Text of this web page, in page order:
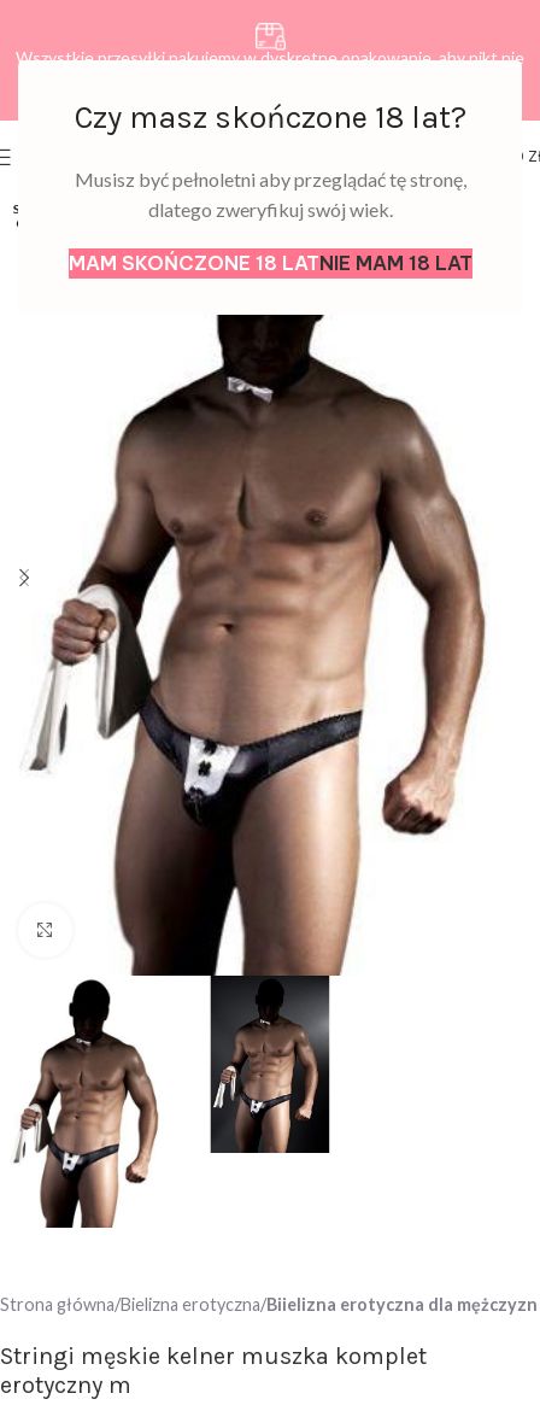
Czy masz skończone 18 lat?
Musisz być pełnoletni aby przeglądać tę stronę,
dlatego zweryfikuj swój wiek.
MAM SKOŃCZONE 18 LATNIE MAM 18 LAT
Wszystkie przesyłki pakujemy w dyskretne opakowanie, aby nikt nie
0,00
SOLD
OUT
Click to enlarge
Strona główna Bielizna erotyczna Biielizna erotyczna dla mężczyzn
Stringi męskie kelner muszka komplet
erotyczny m